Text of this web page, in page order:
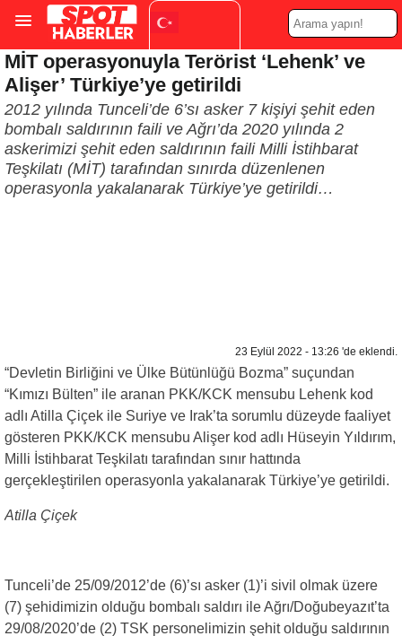
Turkish ▼
MİT operasyonuyla Terörist ‘Lehenk’ ve
Alişer’ Türkiye’ye getirildi
2012 yılında Tunceli’de 6’sı asker 7 kişiyi şehit eden
bombalı saldırının faili ve Ağrı’da 2020 yılında 2
askerimizi şehit eden saldırının faili Milli İstihbarat
Teşkilatı (MİT) tarafından sınırda düzenlenen
operasyonla yakalanarak Türkiye’ye getirildi…
23 Eylül 2022 - 13:26 'de eklendi.
“Devletin Birliğini ve Ülke Bütünlüğü Bozma” suçundan
“Kımızı Bülten” ile aranan PKK/KCK mensubu Lehenk kod
adlı Atilla Çiçek ile Suriye ve Irak’ta sorumlu düzeyde faaliyet
gösteren PKK/KCK mensubu Alişer kod adlı Hüseyin Yıldırım,
Milli İstihbarat Teşkilatı tarafından sınır hattında
gerçekleştirilen operasyonla yakalanarak Türkiye’ye getirildi.
Atilla Çiçek
Tunceli’de 25/09/2012’de (6)’sı asker (1)’i sivil olmak üzere
(7) şehidimizin olduğu bombalı saldırı ile Ağrı/Doğubeyazıt’ta
29/08/2020’de (2) TSK personelimizin şehit olduğu saldırının